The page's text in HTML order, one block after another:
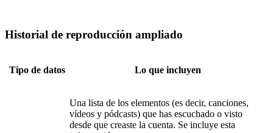
Historial de reproducción ampliado
Tipo de datos Lo que incluyen
Una lista de los elementos (es decir, canciones,
vídeos y pódcasts) que has escuchado o visto
desde que creaste la cuenta. Se incluye esta